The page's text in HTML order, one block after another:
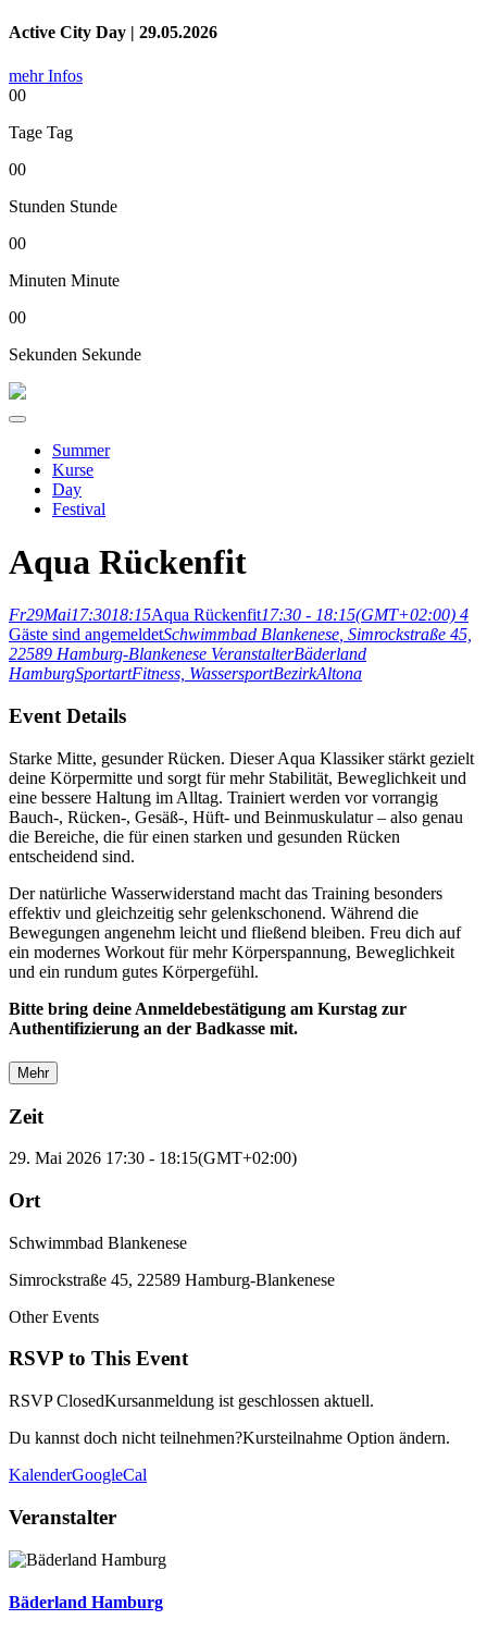
Active City Day | 29.05.2026
mehr Infos
00
Tage Tag
00
Stunden Stunde
00
Minuten Minute
00
Sekunden Sekunde
Summer
Kurse
Day
Festival
Aqua Rückenfit
Fr29Mai17:3018:15Aqua Rückenfit17:30 - 18:15(GMT+02:00) 4
Gäste sind angemeldetSchwimmbad Blankenese, Simrockstraße 45,
22589 Hamburg-Blankenese VeranstalterBäderland
HamburgSportartFitness, WassersportBezirkAltona
Event Details
Starke Mitte, gesunder Rücken. Dieser Aqua Klassiker stärkt gezielt
deine Körpermitte und sorgt für mehr Stabilität, Beweglichkeit und
eine bessere Haltung im Alltag. Trainiert werden vor vorrangig
Bauch-, Rücken-, Gesäß-, Hüft- und Beinmuskulatur – also genau
die Bereiche, die für einen starken und gesunden Rücken
entscheidend sind.
Der natürliche Wasserwiderstand macht das Training besonders
effektiv und gleichzeitig sehr gelenkschonend. Während die
Bewegungen angenehm leicht und fließend bleiben. Freu dich auf
ein modernes Workout für mehr Körperspannung, Beweglichkeit
und ein rundum gutes Körpergefühl.
Bitte bring deine Anmeldebestätigung am Kurstag zur
Authentifizierung an der Badkasse mit.
Mehr
Zeit
29. Mai 2026 17:30 - 18:15(GMT+02:00)
Ort
Schwimmbad Blankenese
Simrockstraße 45, 22589 Hamburg-Blankenese
Other Events
RSVP to This Event
RSVP ClosedKursanmeldung ist geschlossen aktuell.
Du kannst doch nicht teilnehmen?Kursteilnahme Option ändern.
KalenderGoogleCal
Veranstalter
Bäderland Hamburg